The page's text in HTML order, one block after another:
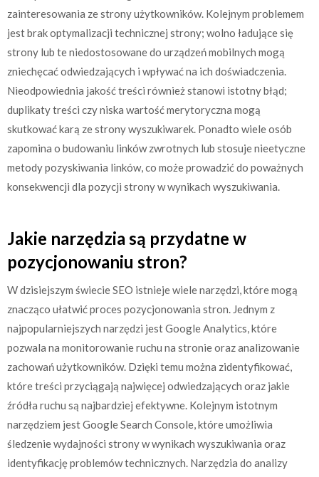
zainteresowania ze strony użytkowników. Kolejnym problemem
jest brak optymalizacji technicznej strony; wolno ładujące się
strony lub te niedostosowane do urządzeń mobilnych mogą
zniechęcać odwiedzających i wpływać na ich doświadczenia.
Nieodpowiednia jakość treści również stanowi istotny błąd;
duplikaty treści czy niska wartość merytoryczna mogą
skutkować karą ze strony wyszukiwarek. Ponadto wiele osób
zapomina o budowaniu linków zwrotnych lub stosuje nieetyczne
metody pozyskiwania linków, co może prowadzić do poważnych
konsekwencji dla pozycji strony w wynikach wyszukiwania.
Jakie narzędzia są przydatne w
pozycjonowaniu stron?
W dzisiejszym świecie SEO istnieje wiele narzędzi, które mogą
znacząco ułatwić proces pozycjonowania stron. Jednym z
najpopularniejszych narzędzi jest Google Analytics, które
pozwala na monitorowanie ruchu na stronie oraz analizowanie
zachowań użytkowników. Dzięki temu można zidentyfikować,
które treści przyciągają najwięcej odwiedzających oraz jakie
źródła ruchu są najbardziej efektywne. Kolejnym istotnym
narzędziem jest Google Search Console, które umożliwia
śledzenie wydajności strony w wynikach wyszukiwania oraz
identyfikację problemów technicznych. Narzędzia do analizy